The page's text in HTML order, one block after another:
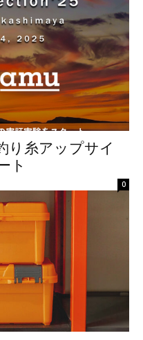
り糸アップサイ
ト
0